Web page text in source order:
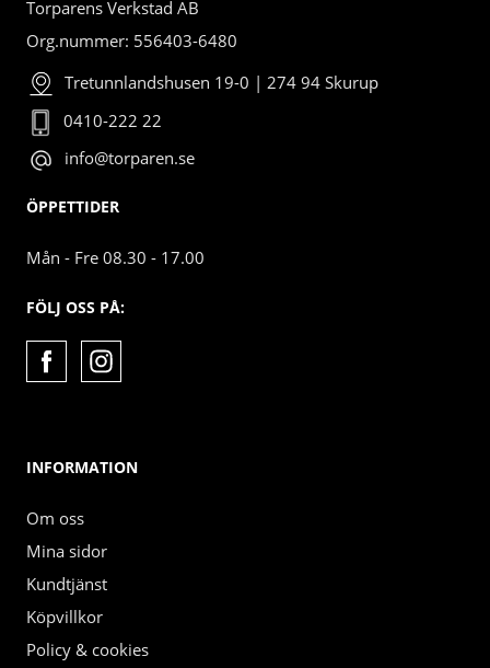
Torparens Verkstad AB
Org.nummer: 556403-6480
Tretunnlandshusen 19-0 | 274 94 Skurup
0410-222 22
info@torparen.se
ÖPPETTIDER
Mån - Fre 08.30 - 17.00
FÖLJ OSS PÅ:
INFORMATION
Om oss
Mina sidor
Kundtjänst
Köpvillkor
Policy & cookies